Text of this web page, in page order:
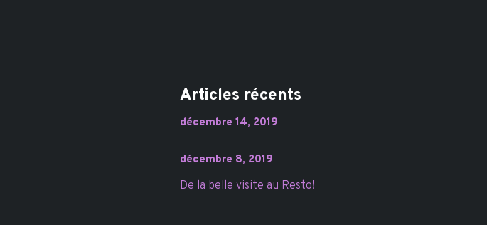
Articles récents
décembre 14, 2019
décembre 8, 2019
De la belle visite au Resto!